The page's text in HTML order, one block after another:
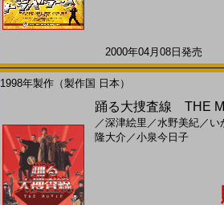
2000年04月08日発売
1998年製作（製作国 日本）
踊る大捜査線 THE
／深津絵里 ／水野美紀／ い
隆大介 ／小泉今日子